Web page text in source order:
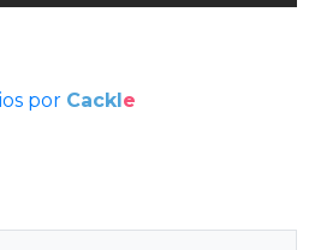
por Cackle